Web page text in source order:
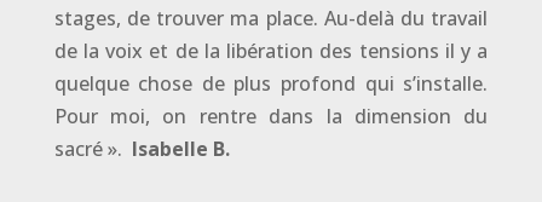
stages, de trouver ma place. Au-delà du travail
de la voix et de la libération des tensions il y a
quelque chose de plus profond qui s’installe.
Pour moi, on rentre dans la dimension du
sacré ». Isabelle B.